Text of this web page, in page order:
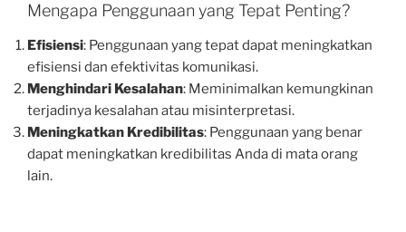
Mengapa Penggunaan yang Tepat Penting?
Efisiensi: Penggunaan yang tepat dapat meningkatkan
efisiensi dan efektivitas komunikasi.
Menghindari Kesalahan: Meminimalkan kemungkinan
terjadinya kesalahan atau misinterpretasi.
Meningkatkan Kredibilitas: Penggunaan yang benar
dapat meningkatkan kredibilitas Anda di mata orang
lain.